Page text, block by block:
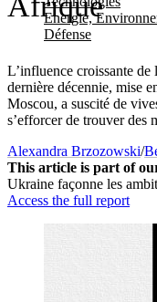
Energie,
Défense
L’influence croissante
dernière décennie, mise
Moscou, a suscité de
s’efforcer de trouver des
Alexandra Brzozowski/
This article is part of
Ukraine façonne les
Access the full report